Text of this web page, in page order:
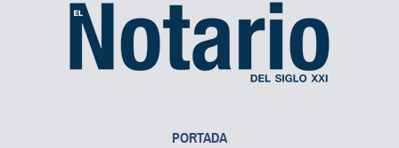
PORTADA